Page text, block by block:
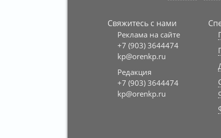
Свяжитесь с нами
Реклама на сайте
+7 (903) 3644474
kp@orenkp.ru
Редакция
+7 (903) 3644474
kp@orenkp.ru